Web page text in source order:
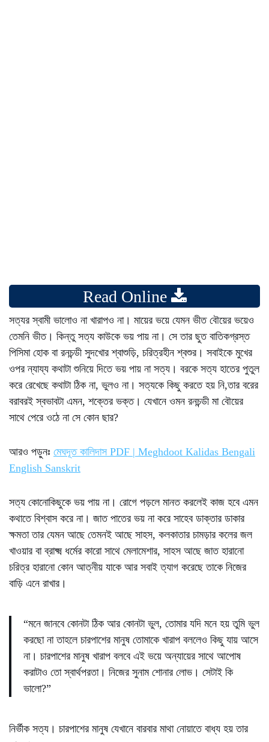
Read Online
সত্যর স্বামী ভালোও না খারাপও না। মায়ের ভয়ে যেমন ভীত বৌয়ের ভয়েও
তেমনি ভীত। কিন্তু সত্য কাউকে ভয় পায় না। সে তার ছুত বাতিকগ্রস্ত
পিসিমা হোক বা রনচন্ডী সুদখোর শ্বাশুড়ি, চরিত্রহীন শ্বশুর। সবাইকে মুখের
ওপর ন্যায্য কথাটা শুনিয়ে দিতে ভয় পায় না সত্য। বরকে সত্য হাতের পুতুল
করে রেখেছে কথাটা ঠিক না, ভুলও না। সত্যকে কিছু করতে হয় নি,তার বরের
বরাবরই স্বভাবটা এমন, শক্তের ভক্ত। যেখানে ওমন রনচন্ডী মা বৌয়ের
সাথে পেরে ওঠে না সে কোন ছার?
আরও পড়ুনঃ মেঘদূত কালিদাস PDF | Meghdoot Kalidas Bengali
English Sanskrit
সত্য কোনোকিছুকে ভয় পায় না। রোগে পড়লে মানত করলেই কাজ হবে এমন
কথাতে বিশ্বাস করে না। জাত পাতের ভয় না করে সাহেব ডাক্তার ডাকার
ক্ষমতা তার যেমন আছে তেমন‌ই আছে সাহস, কলকাতার চামড়ার কলের জল
খাওয়ার বা ব্রাক্ষ্ম ধর্মের কারো সাথে মেলামেশার, সাহস আছে জাত হারানো
চরিত্র হারানো কোন আত্নীয় যাকে আর সবাই ত্যাগ করেছে তাকে নিজের
বাড়ি এনে রাখার।
“মনে জানবে কোনটা ঠিক আর কোনটা ভুল, তোমার যদি মনে হয় তুমি ভুল
করছো না তাহলে চারপাশের মানুষ তোমাকে খারাপ বললেও কিছু যায় আসে
না। চারপাশের মানুষ খারাপ বলবে এই ভয়ে অন্যায়ের সাথে আপোষ
করাটাও তো স্বার্থপরতা। নিজের সুনাম শোনার লোভ। সেটাই কি
ভালো?”
নির্ভীক সত্য। চারপাশের মানুষ যেখানে বারবার মাথা নোয়াতে বাধ্য হয় তার